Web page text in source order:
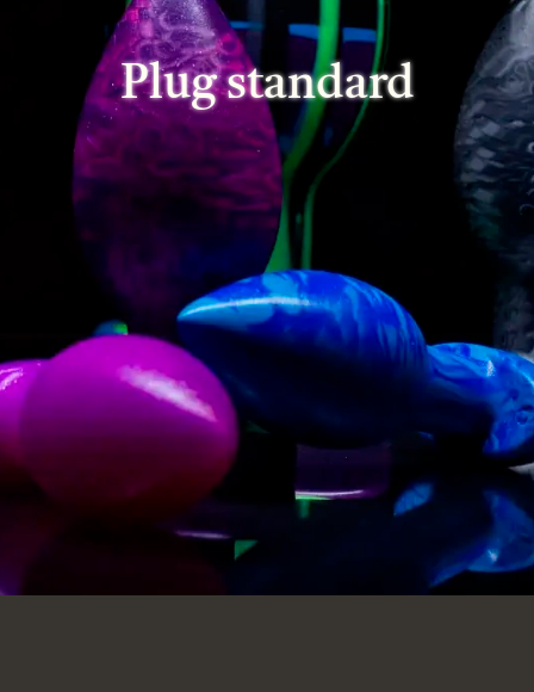
Plug standard